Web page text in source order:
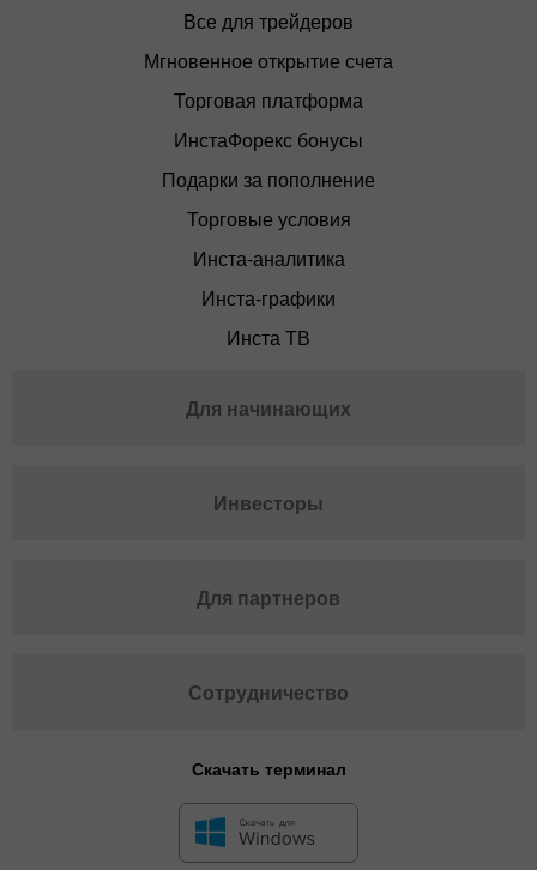
Все для трейдеров
Мгновенное открытие счета
Торговая платформа
ИнстаФорекс бонусы
Подарки за пополнение
Торговые условия
Инста-аналитика
Инста-графики
Инста ТВ
Для начинающих
Инвесторы
Для партнеров
Сотрудничество
Скачать терминал